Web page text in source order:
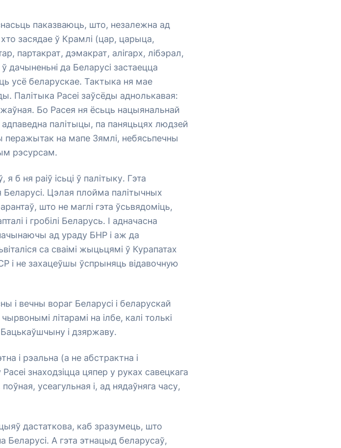
паказваюць, што, незалежна ад
засядае ў Крамлі (цар, царыца,
партакрат, дэмакрат, алігарх, лібэрал,
ў дачыненьні да Беларусі застаецца
усё беларускае. Тактыка ня мае
Палітыка Расеі заўсёды аднолькавая:
Бо Расея ня ёсьць нацыянальнай
палітыцы, па паняцьцях людзей
перажытак на мапе Зямлі, небясьпечны
рэсурсам.
б ня раіў ісьці ў палітыку. Гэта
Цэлая плойма палітычных
што не маглі гэта ўсьвядоміць,
і гробілі Беларусь. І адначасна
ад ураду БНР і аж да
са сваімі жыцьцямі ў Курапатах
не захацеўшы ўспрыняць відавочную
і вечны вораг Беларусі і беларускай
літарамі на ілбе, калі толькі
і дзяржаву.
і рэальна (а не абстрактна і
знаходзіцца цяпер у руках савецкага
усеагульная і, ад нядаўняга часу,
дастаткова, каб зразумець, што
Беларусі. А гэта этнацыд беларусаў,